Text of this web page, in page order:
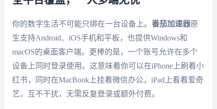
你的数字生活不可能只绑在一台设备上。 番茄加速器原
生支持Android、iOS手机和平板，也提供Windows和
macOS的桌面客户端。更棒的是，一个账号允许在多个
设备上同时登录使用。这意味着你可以在iPhone上刷着小
红书，同时在MacBook上挂着微信办公，iPad上看着爱奇
艺，互不干扰，无需反复登录或额外付费。